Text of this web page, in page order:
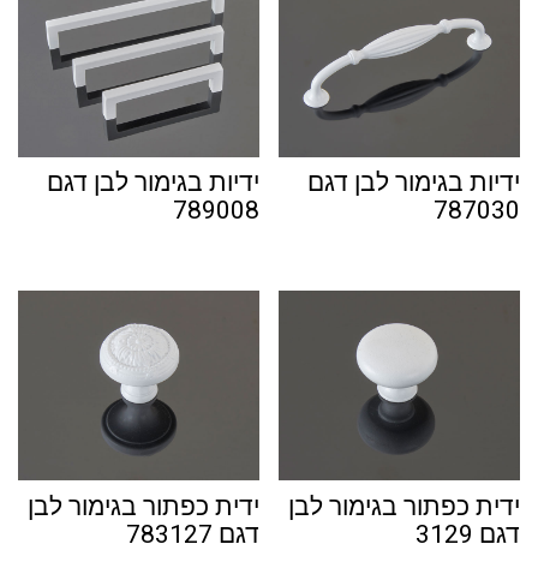
ידיות בגימור לבן דגם
787030
ידיות בגימור לבן דגם
789008
ידית כפתור בגימור לבן
דגם 3129
ידית כפתור בגימור לבן
דגם 783127